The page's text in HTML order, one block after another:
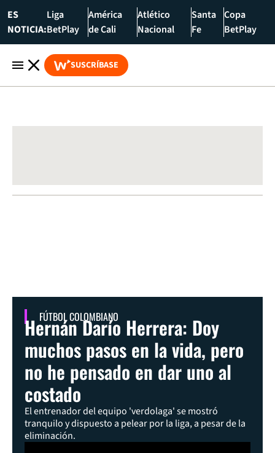
ES
NOTICIA:
Liga
BetPlay
América
de Cali
Atlético
Nacional
Santa
Fe
Copa
BetPlay
SUSCRÍBASE
FÚTBOL COLOMBIANO
Hernán Darío Herrera: Doy
muchos pasos en la vida, pero
no he pensado en dar uno al
costado
El entrenador del equipo 'verdolaga' se mostró
tranquilo y dispuesto a pelear por la liga, a pesar de la
eliminación.